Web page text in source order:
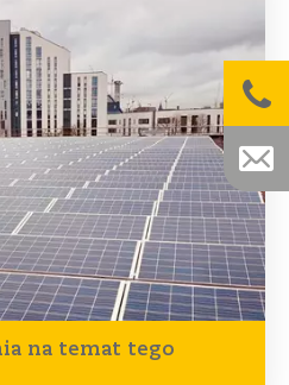
na temat tego